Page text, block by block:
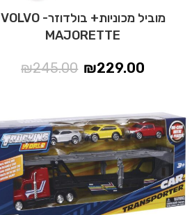
מוביל מכוניות+ בולדוזר- VOLVO
MAJORETTE
₪245.00 ₪229.00